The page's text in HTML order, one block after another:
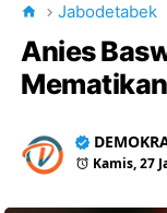
Jabodetabek
Anies
Kamis, 27